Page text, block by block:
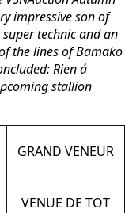
impressive son of
technic andan
the lines of Bamako
Rien á
stallion
GRAND VENEUR
VENUE DE TOT